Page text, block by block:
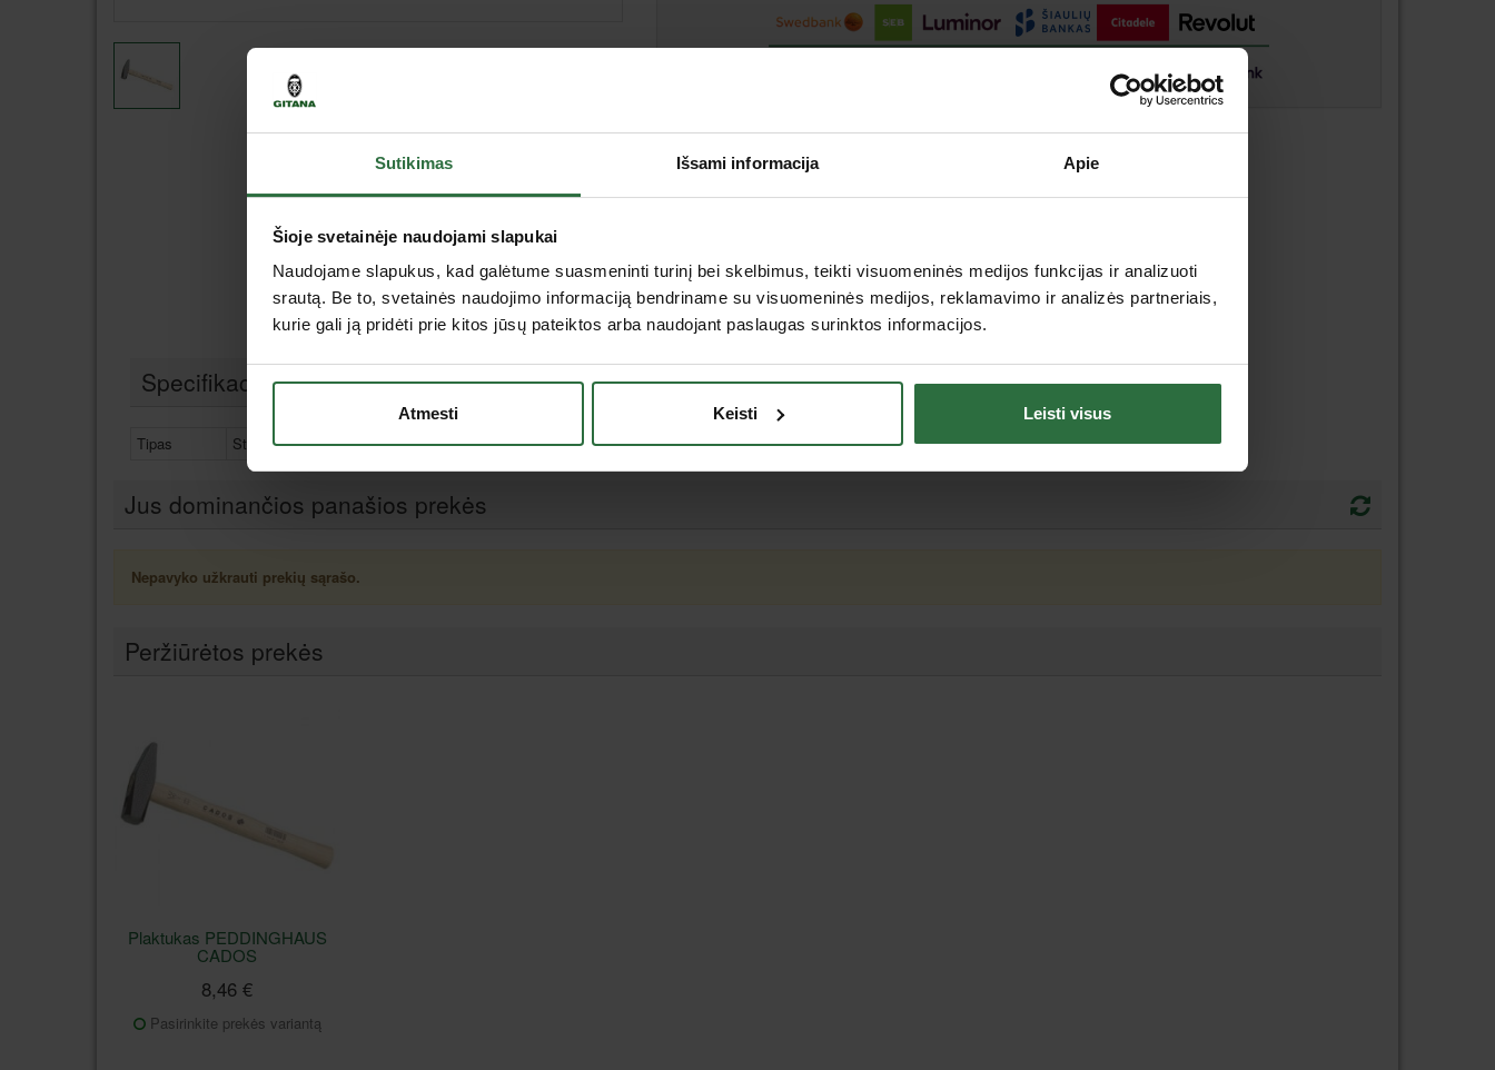
Sutikimas Išsami informacija Apie
Šioje svetainėje naudojami slapukai
Naudojame slapukus, kad galėtume suasmeninti turinį bei skelbimus, teikti visuomeninės medijos funkcijas ir analizuoti
srautą. Be to, svetainės naudojimo informaciją bendriname su visuomeninės medijos, reklamavimo ir analizės partneriais,
kurie gali ją pridėti prie kitos jūsų pateiktos arba naudojant paslaugas surinktos informacijos.
Atmesti Keisti Leisti visus
Centrinis sandėlis, Bičiulių g. 32, Budrikų k., Klaipėdos raj.
Vilnius I, Pirklių g. 5, Vilnius
Vilnius II, Mykolo Lietuvio g. 6, Vilnius
Kaunas, Pramonės pr. 63, Kaunas
Marijampolė, Gamyklų g. 9, Marijampolė
Utena, J. Basanavičiaus g. 133, Utena
Tauragė, Gedimino g. 46 A, Tauragė
Specifikacija
Tipas Staliaus, šaltkalvio plaktukai
Jus dominančios panašios prekės
Nepavyko užkrauti prekių sąrašo.
Peržiūrėtos prekės
Plaktukas PEDDINGHAUS
CADOS
8,46 €
Pasirinkite prekės variantą